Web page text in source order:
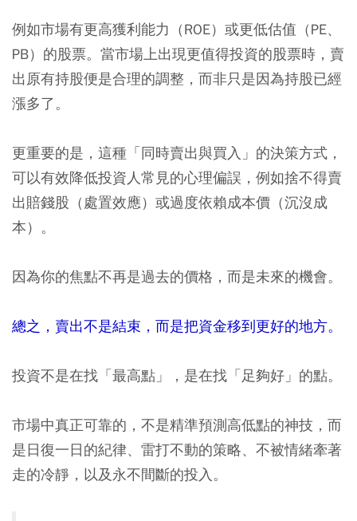
例如市場有更高獲利能力（ROE）或更低估值（PE、
PB）的股票。當市場上出現更值得投資的股票時，賣
出原有持股便是合理的調整，而非只是因為持股已經
漲多了。
更重要的是，這種「同時賣出與買入」的決策方式，
可以有效降低投資人常見的心理偏誤，例如捨不得賣
出賠錢股（處置效應）或過度依賴成本價（沉沒成
本）。
因為你的焦點不再是過去的價格，而是未來的機會。
總之，賣出不是結束，而是把資金移到更好的地方。
投資不是在找「最高點」，是在找「足夠好」的點。
市場中真正可靠的，不是精準預測高低點的神技，而
是日復一日的紀律、雷打不動的策略、不被情緒牽著
走的冷靜，以及永不間斷的投入。